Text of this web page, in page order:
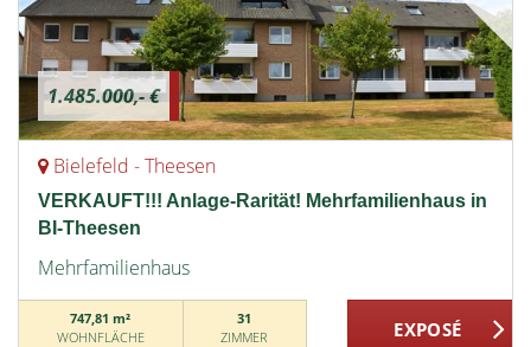
1.485.000,- €
Bielefeld - Theesen
VERKAUFT!!! Anlage-Rarität! Mehrfamilienhaus in
BI-Theesen
Mehrfamilienhaus
747,81 m²
WOHNFLÄCHE
31
ZIMMER